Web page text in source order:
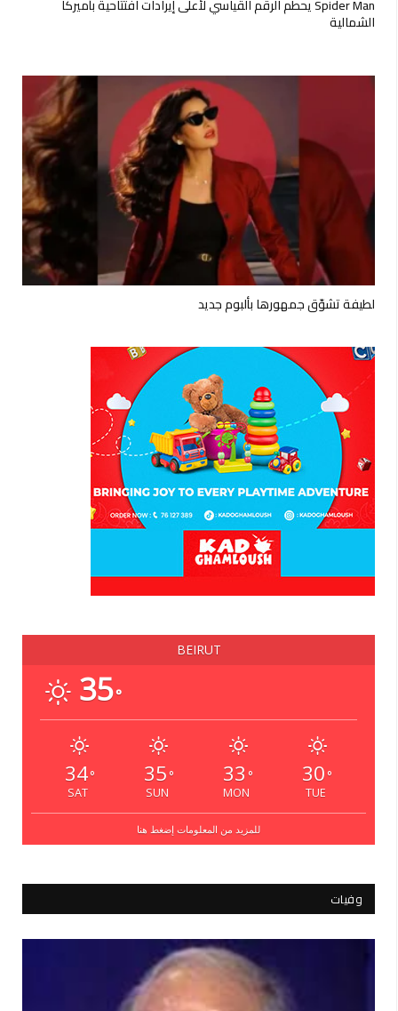
Spider Man يحطم الرقم القياسي لأعلى إيرادات افتتاحية بأميركا
الشمالية
لطيفة تشوّق جمهورها بألبوم جديد
BEIRUT
35°
34°
SAT
35 °
SUN
33 °
MON
30 °
TUE
للمزيد من المعلومات إضغط هنا
وفيات